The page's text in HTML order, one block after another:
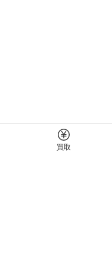
買取